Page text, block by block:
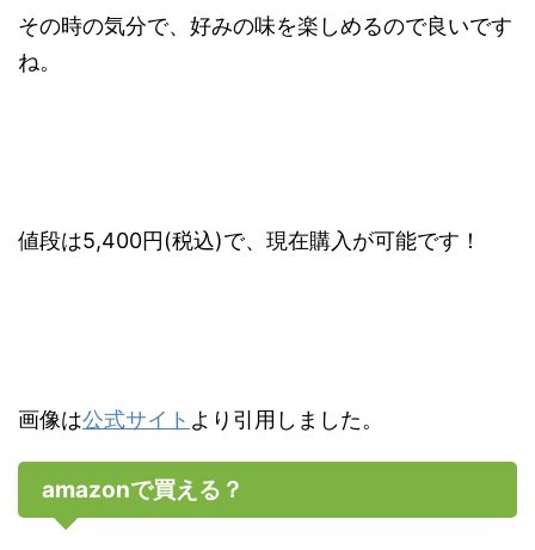
その時の気分で、好みの味を楽しめるので良いです
ね。
値段は5,400円(税込)で、現在購入が可能です！
画像は公式サイト より引用しました。
amazonで買える？